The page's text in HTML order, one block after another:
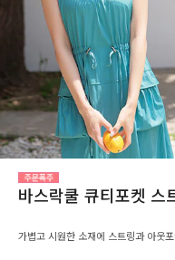
바스락쿨 큐티포켓 스
가볍고 시원한 소재에 스트링과 아웃